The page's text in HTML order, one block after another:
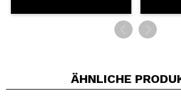
ÄHNLICHE